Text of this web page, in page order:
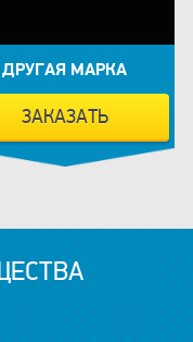
ДРУГАЯ МАРКА
ЗАКАЗАТЬ